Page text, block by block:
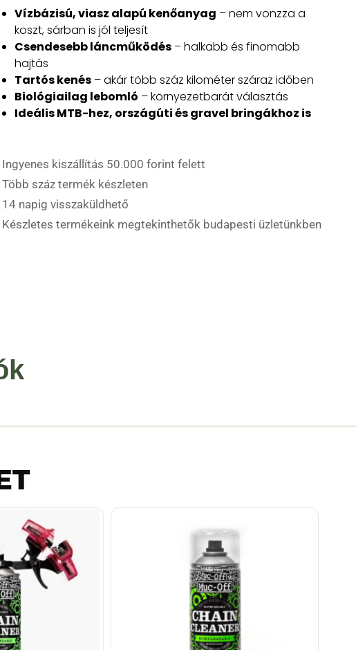
Vízbázisú, viasz alapú kenőanyag – nem vonzza a
koszt, sárban is jól teljesít
Csendesebb láncműködés – halkabb és finomabb
hajtás
Tartós kenés – akár több száz kilométer száraz időben
Biológiailag lebomló – környezetbarát választás
Ideális MTB-hez, országúti és gravel bringákhoz is
Ingyenes kiszállítás 50.000 forint felett
Több száz termék készleten
14 napig visszaküldhető
Készletes termékeink megtekinthetők budapesti üzletünkben